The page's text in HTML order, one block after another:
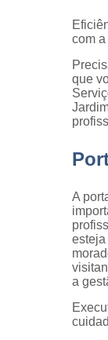
com
que
A
a